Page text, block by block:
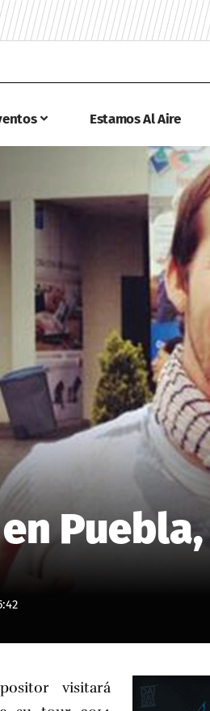
Estamos Al Aire
Puebla,
visitará